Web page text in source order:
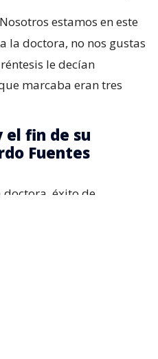
estamos en este
la doctora, no nos gustas
le decían
marcaba eran tres
el fin de su
Fuentes
doctora, éxito de